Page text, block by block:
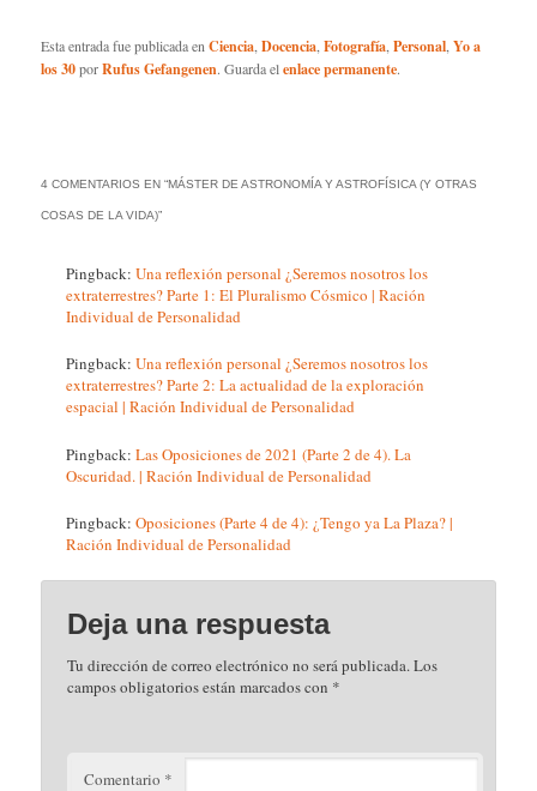
Esta entrada fue publicada enCiencia ,Docencia ,Fotografía ,Personal ,Yo a
los 30porRufus Gefangenen. Guarda elenlace permanente.
4 COMENTARIOS EN “MÁSTER DE ASTRONOMÍA Y ASTROFÍSICA (Y OTRAS
COSAS DE LA VIDA)”
Pingback:Una reflexión personal ¿Seremos nosotros los
extraterrestres? Parte 1: El Pluralismo Cósmico | Ración
Individual de Personalidad
Pingback:Una reflexión personal ¿Seremos nosotros los
extraterrestres? Parte 2: La actualidad de la exploración
espacial | Ración Individual de Personalidad
Pingback:Las Oposiciones de 2021 (Parte 2 de 4). La
Oscuridad. | Ración Individual de Personalidad
Pingback:Oposiciones (Parte 4 de 4): ¿Tengo ya La Plaza? |
Ración Individual de Personalidad
Deja una respuesta
Tu dirección de correo electrónico no será publicada.Los
campos obligatorios están marcados con *
Comentario *